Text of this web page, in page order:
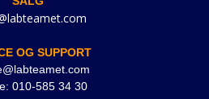
OG SUPPORT
010-585 34 30